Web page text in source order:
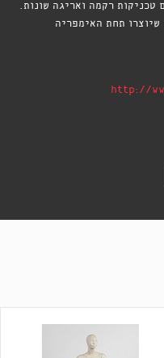
רקמה ואריגה שונות.
שיוצרו תחת האימפריה
http://